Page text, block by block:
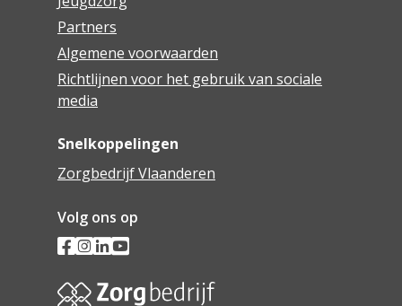
Partners
Algemene voorwaarden
Richtlijnen voor het gebruik van sociale
media
Snelkoppelingen
Zorgbedrijf Vlaanderen
Volg ons op